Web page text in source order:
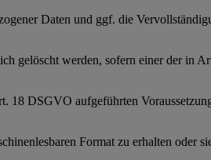
Daten und ggf. die
gelöscht werden, sofern einer der in
18 DSGVO aufgeführten
Format zu erhalten oder